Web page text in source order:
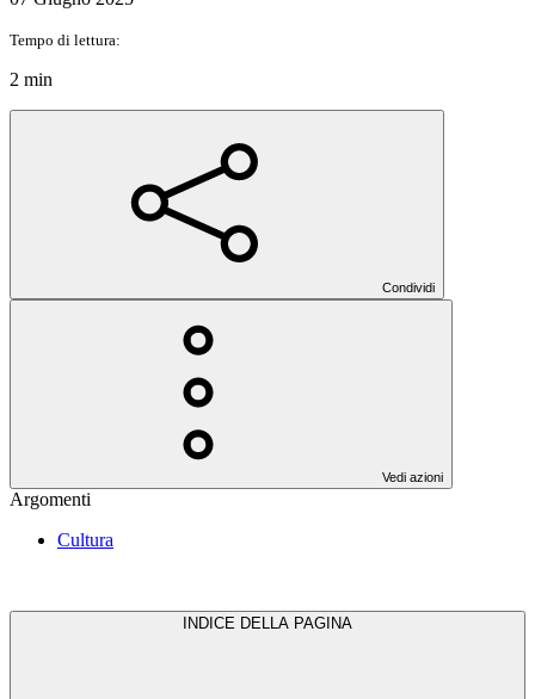
Tempo di lettura:
2 min
Condividi
Vedi azioni
Argomenti
Cultura
INDICE DELLA PAGINA